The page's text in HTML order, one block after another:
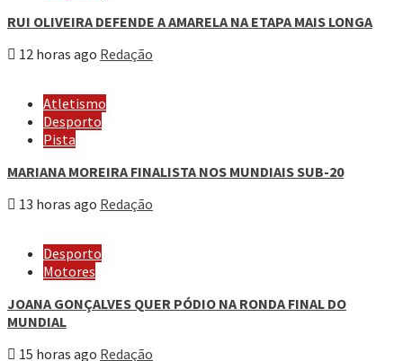
RUI OLIVEIRA DEFENDE A AMARELA NA ETAPA MAIS LONGA
12 horas ago Redação
Atletismo
Desporto
Pista
MARIANA MOREIRA FINALISTA NOS MUNDIAIS SUB-20
13 horas ago Redação
Desporto
Motores
JOANA GONÇALVES QUER PÓDIO NA RONDA FINAL DO
MUNDIAL
15 horas ago Redação